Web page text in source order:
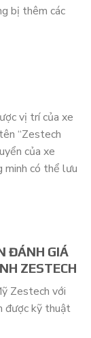
bị thêm các
vị trí của xe
“Zestech
của xe
minh có thể lưu
ĐÁNH GIÁ
ZESTECH
Zestech với
được kỹ thuật